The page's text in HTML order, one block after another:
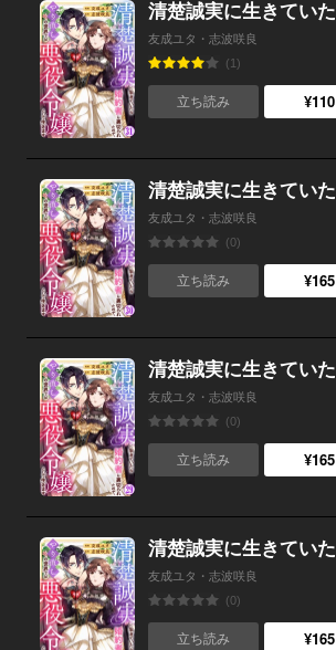
友成ユタ・志波咲良
(1)
立ち読み ¥110
友成ユタ・志波咲良
(0)
立ち読み ¥165
友成ユタ・志波咲良
(0)
立ち読み ¥165
友成ユタ・志波咲良
(0)
立ち読み ¥165